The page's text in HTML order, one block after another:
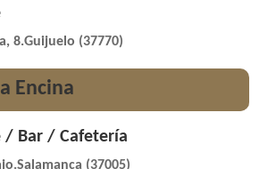
8.Guijuelo (37770)
Encina
/ Bar / Cafetería
(37005)